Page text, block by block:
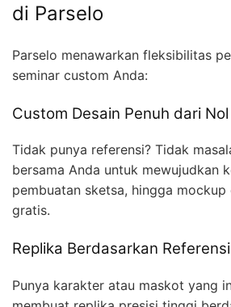
di Parselo
Parselo menawarkan fleksibilitas
seminar custom Anda:
Custom Desain Penuh dari Nol
Tidak punya referensi? Tidak
bersama Anda untuk mewujudkan
pembuatan sketsa, hingga
gratis.
Replika Berdasarkan Referensi
Punya karakter atau maskot yang